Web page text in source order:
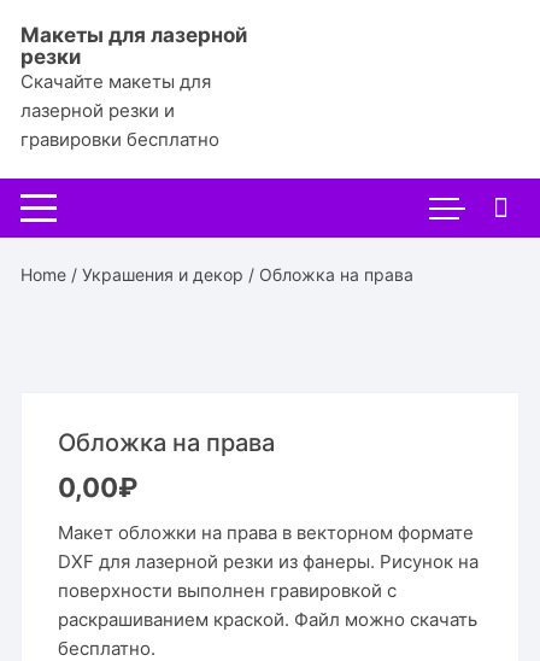
содержимому
Макеты для лазерной
резки
Скачайте макеты для
лазерной резки и
гравировки бесплатно
Home /Украшения и декор / Обложка на права
Обложка на права
0,00₽
Макет обложки на права в векторном формате
DXF для лазерной резки из фанеры. Рисунок на
поверхности выполнен гравировкой с
раскрашиванием краской. Файл можно скачать
бесплатно.